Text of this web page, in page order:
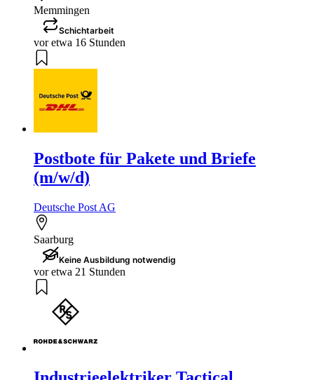
Memmingen
Schichtarbeit
vor etwa 16 Stunden
Postbote für Pakete und Briefe
(m/w/d)
Deutsche Post AG
Saarburg
Keine Ausbildung notwendig
vor etwa 21 Stunden